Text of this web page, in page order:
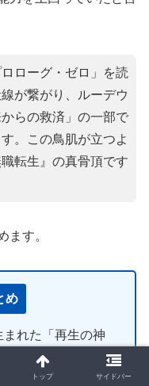
ローグ・ゼロ」を読
が繋がり、ルーデウ
らの救済」の一部で
。この鳥肌が立つよ
転生』の真骨頂です
ます。
め
れた「再生の神
変する力」。
ループに巻き込ま
トップ サイドバー